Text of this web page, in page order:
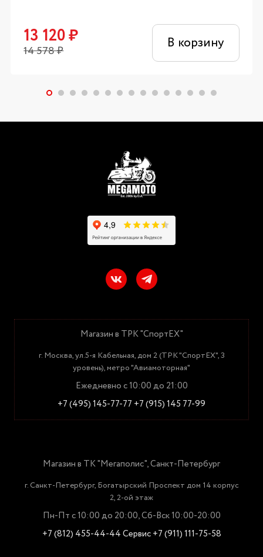
13 120₽
14 578₽ В корзину
Магазин в ТРК "СпортЕХ"
г. Москва, ул.5-я Кабельная, дом 2 (ТРК "СпортЕХ", 3
уровень), метро "Авиамоторная"
Ежедневно с 10:00 до 21:00
+7 (495) 145-77-77 +7 (915) 145 77-99
Магазин в ТК "Мегаполис", Санкт-Петербург
г. Санкт-Петербург, Богатырский Проспект дом 14 корпус
2, 2-ой этаж
Пн-Пт с 10:00 до 20:00, Сб-Вск 10:00-20:00
+7 (812) 455-44-44Сервис +7 (911) 111-75-58